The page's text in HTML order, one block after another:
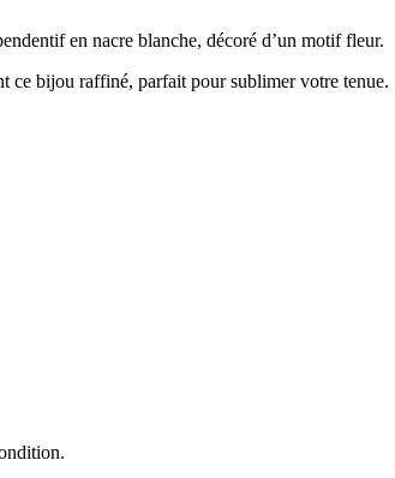
en nacre blanche, décoré d’un motif fleur.
ce bijou raffiné, parfait pour sublimer votre tenue.